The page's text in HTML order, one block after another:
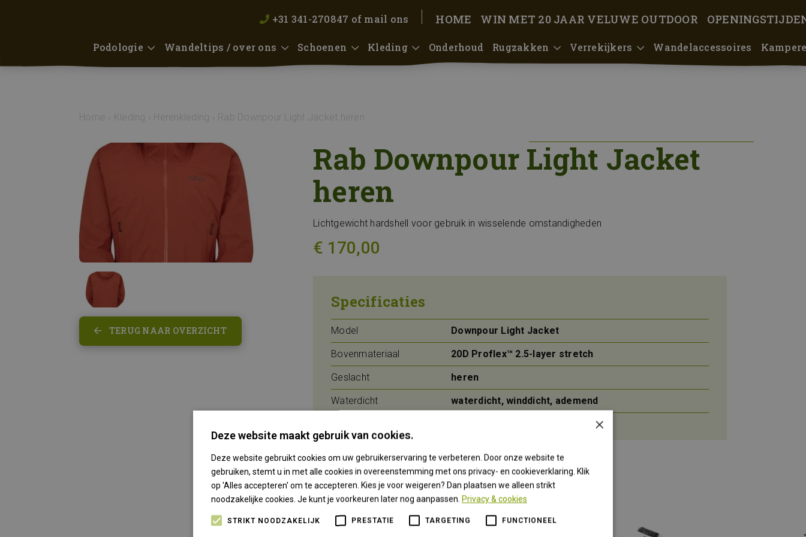
+31 341-270847 of mail ons HOME WIN MET 20 JAAR VELUWE OUTDOOR
Podologie Wandeltips / over ons Schoenen Kleding Onderhoud Rugzakken Verrekijkers Wandelaccessoires
Home Kleding Herenkleding Rab Downpour Light Jacket heren
TERUG NAAR OVERZICHT
Rab Downpour Light Jacket
heren
Lichtgewicht hardshell voor gebruik in wisselende omstandigheden
€ 170,00
Specificaties
Model Downpour Light Jacket
Bovenmateriaal 20D Proflex™ 2.5-layer stretch
Geslacht heren
Waterdicht waterdicht, winddicht, ademend
Anderen bekeken ook
×
Deze website maakt gebruik van cookies.
Deze website gebruikt cookies om uw gebruikerservaring te verbeteren. Door onze website te
gebruiken, stemt u in met alle cookies in overeenstemming met ons privacy- en cookieverklaring. Klik
op 'Alles accepteren' om te accepteren. Kies je voor weigeren? Dan plaatsen we alleen strikt
noodzakelijke cookies. Je kunt je voorkeuren later nog aanpassen. Privacy & cookies
STRIKT NOODZAKELIJK PRESTATIE TARGETING FUNCTIONEEL